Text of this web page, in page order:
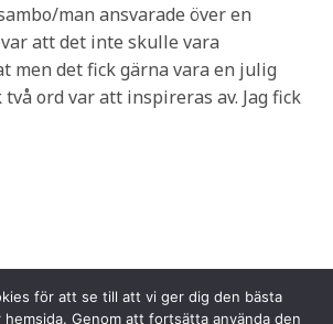
man ansvarade över en
att det inte skulle vara
men det fick gärna vara en julig
ord var att inspireras av. Jag fick
för att se till att vi ger dig den bästa
hemsida. Genom att fortsätta använda den